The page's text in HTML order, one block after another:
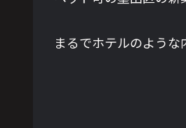
まるでホテルのような